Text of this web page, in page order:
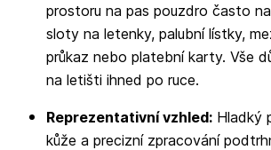
prostoru na pas pouzdro často
sloty na letenky, palubní lístky,
průkaz nebo platební karty. Vše
na letišti ihned po ruce.
Reprezentativní vzhled: Hladký
kůže a precizní zpracování